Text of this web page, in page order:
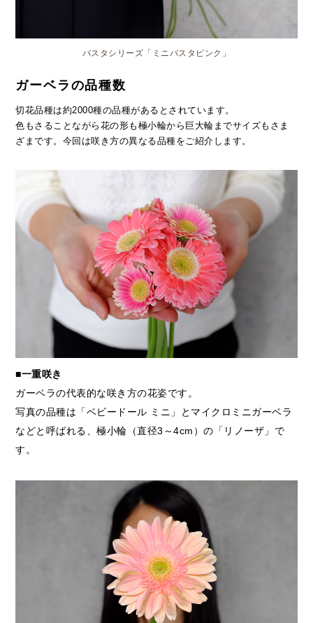
パスタシリーズ「ミニパスタピンク」
ガーベラの品種数
切花品種は約2000種の品種があるとされています。
色もさることながら花の形も極小輪から巨大輪までサイズもさま
ざまです。今回は咲き方の異なる品種をご紹介します。
■一重咲き
ガーベラの代表的な咲き方の花姿です。
写真の品種は「ベビードール ミニ」とマイクロミニガーベラ
などと呼ばれる、極小輪（直径3～4cm）の「リノーザ」で
す。